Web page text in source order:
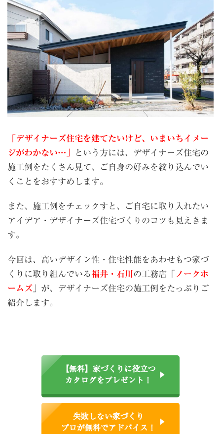
「デザイナーズ住宅を建てたいけど、いまいちイメー
ジがわかない…」
という方には、デザイナーズ住宅の
施工例をたくさん見て、ご自身の好みを絞り込んでい
くことをおすすめします。
また、施工例をチェックすと、ご自宅に取り入れたい
アイデア・デザイナーズ住宅づくりのコツも見えきま
す。
今回は、高いデザイン性・住宅性能をあわせもつ家づ
くりに取り組んでいる福井・石川 の工務店「
ノークホ
ームズ 」が、デザイナーズ住宅の施工例をたっぷりご
紹介します。
【無料】家づくりに役立つ
カタログをプレゼント！
失敗しない家づくり
プロが無料でアドバイス！